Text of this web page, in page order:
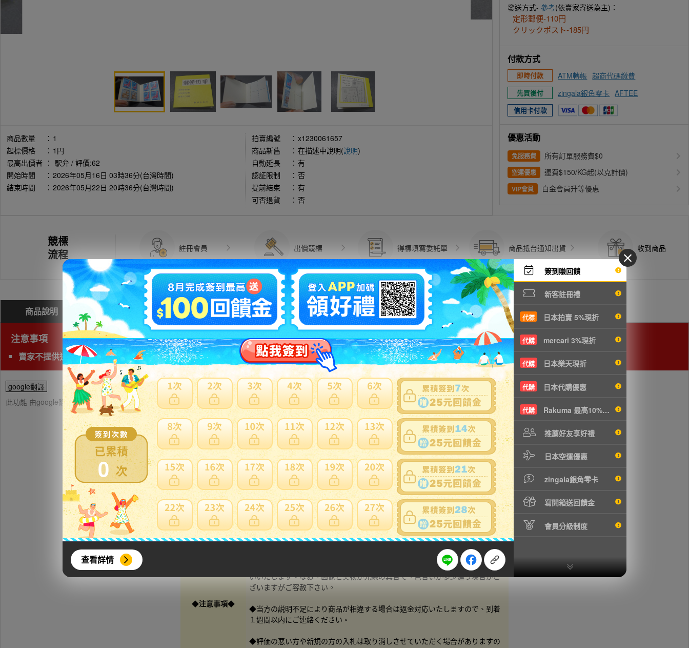
0
查看詳情
簽到賺回饋
新客註冊禮
代標 日本拍賣 5%現折
代購 mercari 3%現折
代購 日本樂天現折
代購 日本代購優惠
代購 Rakuma 最高10%現折
推薦好友享好禮
日本空運優惠
zingala銀角零卡
寫開箱送回饋金
會員分級制度
商品數量 ： 1
起標價格
： 1円
最高出價者 ： 駅弁 / 評價:62
開始時間
： 2026年05月16日 03時36分(台灣時間)
結束時間
： 2026年05月22日 20時36分(台灣時間)
拍賣編號 ： x1230061657
商品新舊
： 在描述中說明(說明)
自動延長
： 有
認証限制
： 否
提前結束
： 有
可否退貨
： 否
發送方式- 參考(依賣家寄送為主)：
定形郵便-110円
クリックポスト-185円
付款方式
即時付款 ATM轉帳 超商代碼繳費
先買後付 zingala銀角零卡 AFTEE
信用卡付款
優惠活動
免服務費 所有訂單服務費$0
空運優惠 運費$150/KG起(以克計價)
VIP會員 白金會員升等優惠
競標
流程
註冊會員 出價競標 得標填寫委託單 商品抵台通知出貨 收到商品
商品說明 問與答( 費用試算 問題商品反映流程
注意事項
賣家不提供退貨賠償等責任
google翻譯
此功能 由google翻譯提供參考，樂淘不保證翻譯內容之正確性，詳細問題說明請使用商品問與答
◆◇切手帳 郵便番号１００円◇◆
◆ 商品説明 ◆
◆切手帳 郵便番号１００円（未使用ＮＨ・裏糊有り）
◆表裏とも美品ですが、年代物のため経年変化によるヤケ・シミ・シワ等が有
る場合がありますので、画像てご確認ください。
◆注意事項◆
◆素人の自宅保管品です。商品の状態につきましては、私の判断であり主観の
相違により異なる場合がありますので、切手商等販売の完全美品を求められて
いる方や、神経質な方はご遠慮ください。
ノークレーム・ノーリターン
にてお
いいたします。なお、画像と実物が光線の具合で、色合いが多少違う場合がご
ざいますがご容赦下さい。
◆当方の説明不足により商品が相違する場合は返金対応いたしますので、到着
１週間以内にご連絡ください。
◆評価の悪い方や新規の方の入札は取り消しさせていただく場合がありますの